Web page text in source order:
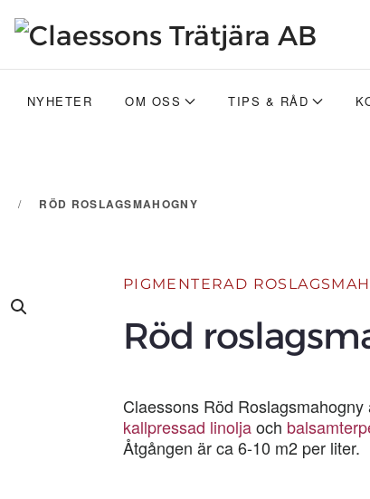
NYHETER OM OSS TIPS & RÅD
RÖD ROSLAGSMAHOGNY
PIGMENTERAD
Röd
Claessons Röd
kallpressad linoljaoch
Åtgången är ca 6-10 m2 per liter.